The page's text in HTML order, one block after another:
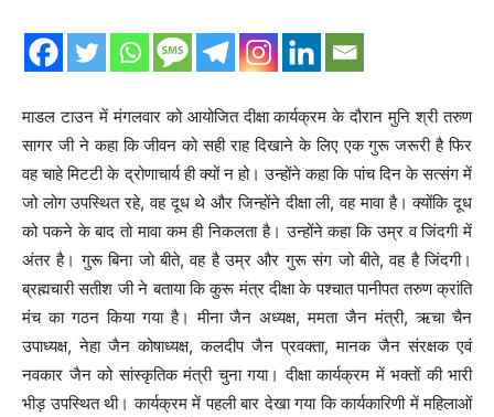
माडल टाउन में मंगलवार को आयोजित दीक्षा कार्यक्रम के दौरान मुनि श्री तरुण
सागर जी ने कहा कि जीवन को सही राह दिखाने के लिए एक गुरू जरूरी है फिर
वह चाहे मिटटी के द्रोणाचार्य ही क्यों न हो। उन्होंने कहा कि पांच दिन के सत्संग में
जो लोग उपस्थित रहे, वह दूध थे और जिन्होंने दीक्षा ली, वह मावा है। क्योंकि दूध
को पकने के बाद तो मावा कम ही निकलता है। उन्होंने कहा कि उम्र व जिंदगी में
अंतर है। गुरू बिना जो बीते, वह है उम्र और गुरू संग जो बीते, वह है जिंदगी।
ब्रह्मचारी सतीश जी ने बताया कि कुरू मंत्र दीक्षा के पश्चात पानीपत तरुण क्रांति
मंच का गठन किया गया है। मीना जैन अध्यक्ष, ममता जैन मंत्री, ऋचा चैन
उपाध्यक्ष, नेहा जैन कोषाध्यक्ष, कलदीप जैन प्रवक्ता, मानक जैन संरक्षक एवं
नवकार जैन को सांस्कृतिक मंत्री चुना गया। दीक्षा कार्यक्रम में भक्तों की भारी
भीड़ उपस्थित थी। कार्यक्रम में पहली बार देखा गया कि कार्यकारिणी में महिलाओं